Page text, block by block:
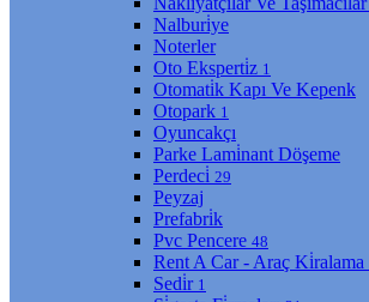
Nalburi̇ye
Noterler
Oto Eksperti̇z 1
Otomati̇k Kapı Ve Kepenk
Otopark 1
Oyuncakçı
Parke Lami̇nant Döşeme
Perdeci̇ 29
Peyzaj
Prefabri̇k
Pvc Pencere 48
Rent A Car - Araç Ki̇ralama
Sedi̇r 1